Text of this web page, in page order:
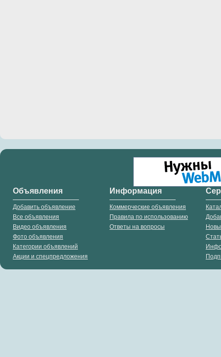
Объявления
Добавить объявление
Все объявления
Видео объявления
Фото объявления
Категории объявлений
Акции и спецпредложения
Информация
Коммерческие объявления
Правила по использованию
Ответы на вопросы